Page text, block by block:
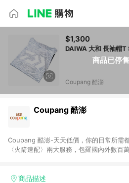
商品已停售
$1,300
Coupang 酷澎
Coupang 酷澎
Coupang 酷澎-天天低價，你的日常所需
〈火箭速配〉兩大服務，包羅國內外數百
加入WOW會員告別湊免運，火箭速配、火
商品描述